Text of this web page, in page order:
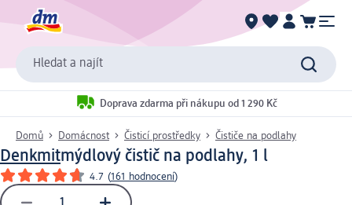
Hledat a najít
Doprava zdarma při nákupu od 1 290 Kč
Domů Domácnost Čisticí prostředky Čističe na podlahy
Denkmitmýdlový čistič na podlahy, 1 l
4.7 (161 hodnocení)